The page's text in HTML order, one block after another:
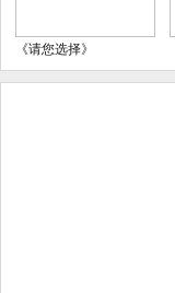
《请您选择》